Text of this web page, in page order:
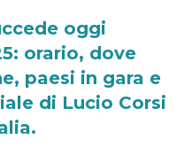
oggi
orario, dove
paesi in gara e
di Lucio Corsi